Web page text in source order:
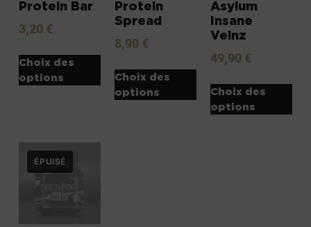
Protein Bar
3,20 €
Choix des
options
Protein
Spread
8,90 €
Choix des
options
Asylum
Insane
Veinz
49,90 €
Choix des
options